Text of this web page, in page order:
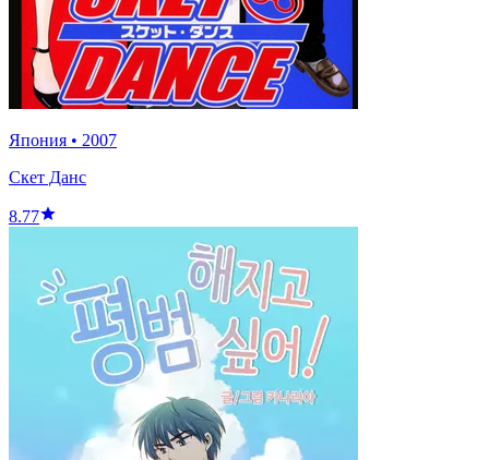
Япония • 2007
Скет Данс
8.77